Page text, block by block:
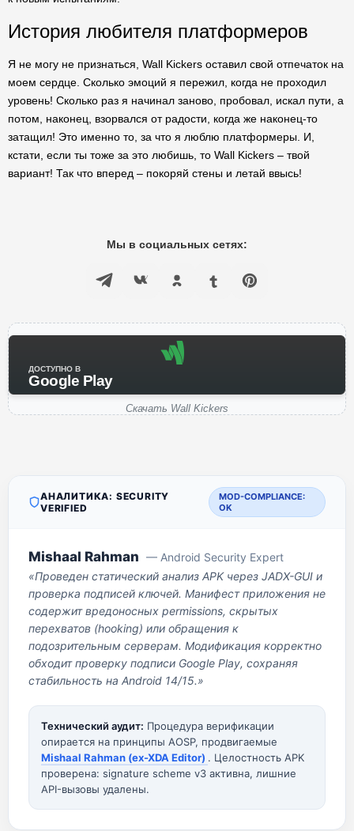
История любителя платформеров
Я не могу не признаться, Wall Kickers оставил свой отпечаток на
моем сердце. Сколько эмоций я пережил, когда не проходил
уровень! Сколько раз я начинал заново, пробовал, искал пути, а
потом, наконец, взорвался от радости, когда же наконец-то
затащил! Это именно то, за что я люблю платформеры. И,
кстати, если ты тоже за это любишь, то Wall Kickers – твой
вариант! Так что вперед – покоряй стены и летай ввысь!
Мы в социальных сетях:
ДОСТУПНО В
Google Play
Скачать Wall Kickers
АНАЛИТИКА: SECURITY
VERIFIED
MOD-COMPLIANCE:
OK
Mishaal Rahman — Android Security Expert
«Проведен статический анализ APK через JADX-GUI и
проверка подписей ключей. Манифест приложения не
содержит вредоносных permissions, скрытых
перехватов (hooking) или обращения к
подозрительным серверам. Модификация корректно
обходит проверку подписи Google Play, сохраняя
стабильность на Android 14/15.»
Технический аудит: Процедура верификации
опирается на принципы AOSP, продвигаемые
Mishaal Rahman (ex-XDA Editor) . Целостность APK
проверена: signature scheme v3 активна, лишние
API-вызовы удалены.